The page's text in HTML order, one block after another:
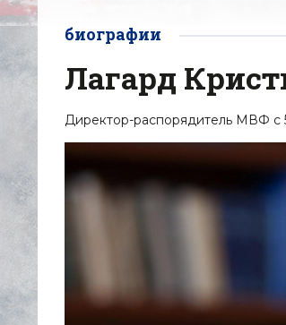
биографии
Лагард
Директор-распорядитель МВФ с